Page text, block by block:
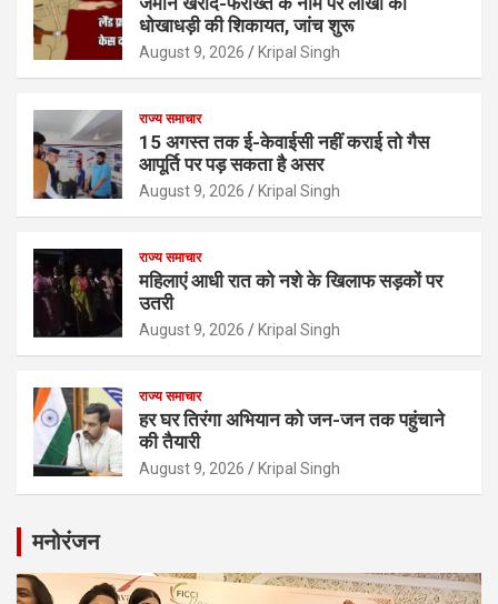
धोखाधड़ी की शिकायत, जांच शुरू
August 9, 2026 Kripal Singh
राज्य समाचार
15 अगस्त तक ई-केवाईसी नहीं कराई तो गैस
आपूर्ति पर पड़ सकता है असर
August 9, 2026 Kripal Singh
राज्य समाचार
महिलाएं आधी रात को नशे के खिलाफ सड़कों पर
उतरी
August 9, 2026 Kripal Singh
राज्य समाचार
हर घर तिरंगा अभियान को जन-जन तक पहुंचाने
की तैयारी
August 9, 2026 Kripal Singh
मनोरंजन